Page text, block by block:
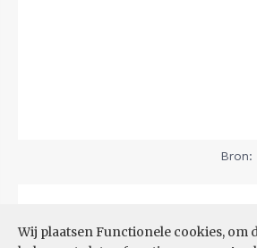
Wij plaatsen Functionele cookies, om
Bron:
AANDEEL TEKORT AAN